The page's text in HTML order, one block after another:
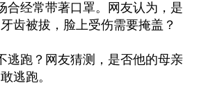
合经常带著口罩。网友认为，是
齿被拔，脸上受伤需要掩盖？
逃跑？网友猜测，是否他的母亲
逃跑。